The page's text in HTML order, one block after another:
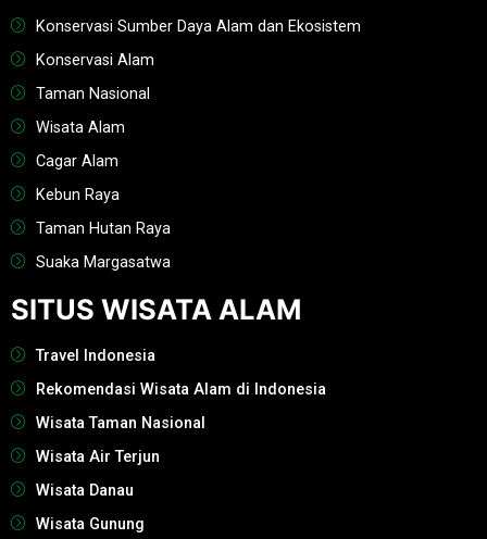
Konservasi Sumber Daya Alam dan Ekosistem
Konservasi Alam
Taman Nasional
Wisata Alam
Cagar Alam
Kebun Raya
Taman Hutan Raya
Suaka Margasatwa
SITUS WISATA ALAM
Travel Indonesia
Rekomendasi Wisata Alam di Indonesia
Wisata Taman Nasional
Wisata Air Terjun
Wisata Danau
Wisata Gunung